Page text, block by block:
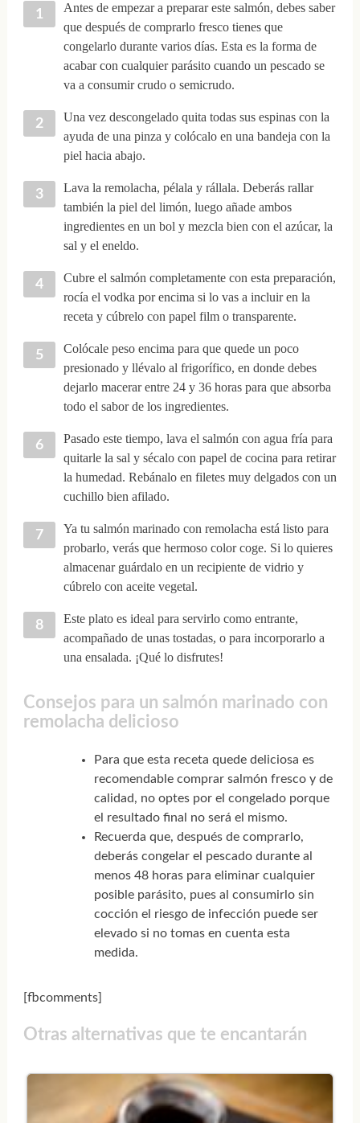
Antes de empezar a preparar este salmón, debes saber
que después de comprarlo fresco tienes que
congelarlo durante varios días. Esta es la forma de
acabar con cualquier parásito cuando un pescado se
va a consumir crudo o semicrudo.
Una vez descongelado quita todas sus espinas con la
ayuda de una pinza y colócalo en una bandeja con la
piel hacia abajo.
Lava la remolacha, pélala y rállala. Deberás rallar
también la piel del limón, luego añade ambos
ingredientes en un bol y mezcla bien con el azúcar, la
sal y el eneldo.
Cubre el salmón completamente con esta preparación,
rocía el vodka por encima si lo vas a incluir en la
receta y cúbrelo con papel film o transparente.
Colócale peso encima para que quede un poco
presionado y llévalo al frigorífico, en donde debes
dejarlo macerar entre 24 y 36 horas para que absorba
todo el sabor de los ingredientes.
Pasado este tiempo, lava el salmón con agua fría para
quitarle la sal y sécalo con papel de cocina para retirar
la humedad. Rebánalo en filetes muy delgados con un
cuchillo bien afilado.
Ya tu salmón marinado con remolacha está listo para
probarlo, verás que hermoso color coge. Si lo quieres
almacenar guárdalo en un recipiente de vidrio y
cúbrelo con aceite vegetal.
Este plato es ideal para servirlo como entrante,
acompañado de unas tostadas, o para incorporarlo a
una ensalada. ¡Qué lo disfrutes!
Consejos para un salmón marinado con
remolacha delicioso
Para que esta receta quede deliciosa es
recomendable comprar salmón fresco y de
calidad, no optes por el congelado porque
el resultado final no será el mismo.
Recuerda que, después de comprarlo,
deberás congelar el pescado durante al
menos 48 horas para eliminar cualquier
posible parásito, pues al consumirlo sin
cocción el riesgo de infección puede ser
elevado si no tomas en cuenta esta
medida.
[fbcomments]
Otras alternativas que te encantarán